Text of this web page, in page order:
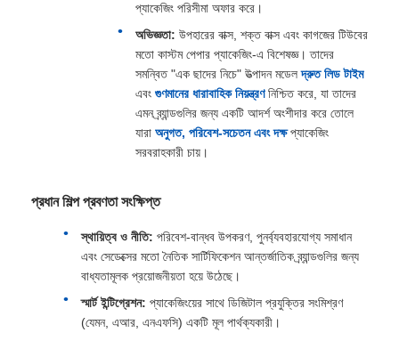
প্যাকেজিং পরিসীমা অফার করে।
অভিজ্ঞতা: উপহারের বাক্স, শক্ত বাক্স এবং কাগজের টিউবের
মতো কাস্টম পেপার প্যাকেজিং-এ বিশেষজ্ঞ। তাদের
সমন্বিত "এক ছাদের নিচে" উত্পাদন মডেলদ্রুত লিড টাইম
এবং গুণমানের ধারাবাহিক নিয়ন্ত্রণনিশ্চিত করে, যা তাদের
এমন ব্র্যান্ডগুলির জন্য একটি আদর্শ অংশীদার করে তোলে
যারা অনুগত, পরিবেশ-সচেতন এবং দক্ষপ্যাকেজিং
সরবরাহকারী চায়।
প্রধান শিল্প প্রবণতা সংক্ষিপ্ত
স্থায়িত্ব ও নীতি: পরিবেশ-বান্ধব উপকরণ, পুনর্ব্যবহারযোগ্য সমাধান
এবং সেডেক্সের মতো নৈতিক সার্টিফিকেশন আন্তর্জাতিক ব্র্যান্ডগুলির জন্য
বাধ্যতামূলক প্রয়োজনীয়তা হয়ে উঠেছে।
স্মার্ট ইন্টিগ্রেশন: প্যাকেজিংয়ের সাথে ডিজিটাল প্রযুক্তির সংমিশ্রণ
(যেমন, এআর, এনএফসি) একটি মূল পার্থক্যকারী।